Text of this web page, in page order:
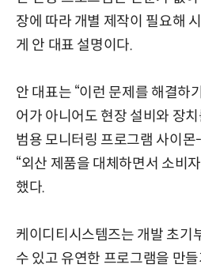
장에 따라 개별 제작이 필요해
게 안 대표 설명이다.
안 대표는 “이런 문제를 해결하
어가 아니어도 현장 설비와 장
범용 모니터링 프로그램 사이몬
“외산 제품을 대체하면서 소비
했다.
케이디티시스템즈는 개발 초기
수 있고 유연한 프로그램을 만